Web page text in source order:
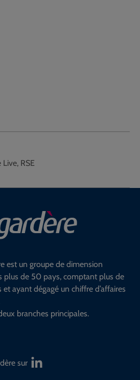
RSE
est un groupe de dimension
plus de 50 pays, comptant plus de
ayant dégagé un chiffre d’affaires
branches principales.
sur